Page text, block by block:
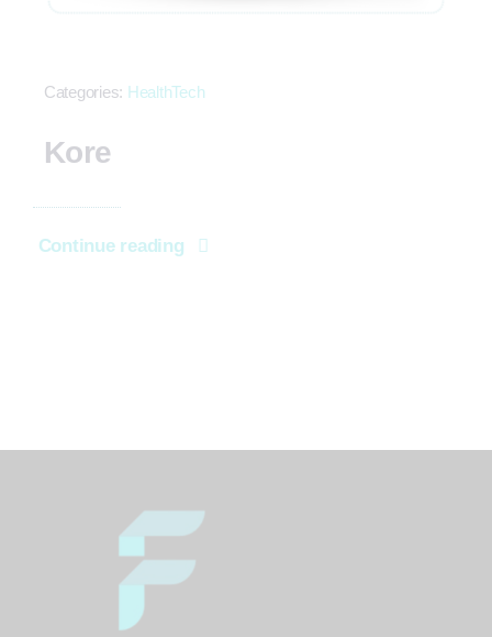
Categories: HealthTech
Kore
Continue reading